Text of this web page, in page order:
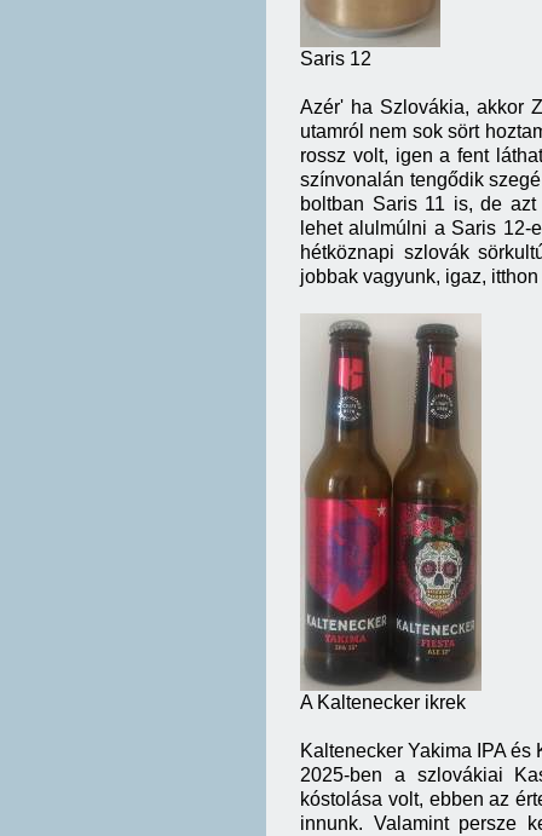
Saris 12
Azér' ha Szlovákia, akkor
utamról nem sok sört
rossz volt, igen a fent
színvonalán tengődik
boltban Saris 11 is, de
lehet alulmúlni a Saris 12-
hétköznapi szlovák
jobbak vagyunk, igaz,
A Kaltenecker ikrek
Kaltenecker Yakima IPA és
2025-ben a szlovákiai
kóstolása volt, ebben az
innunk. Valamint persze